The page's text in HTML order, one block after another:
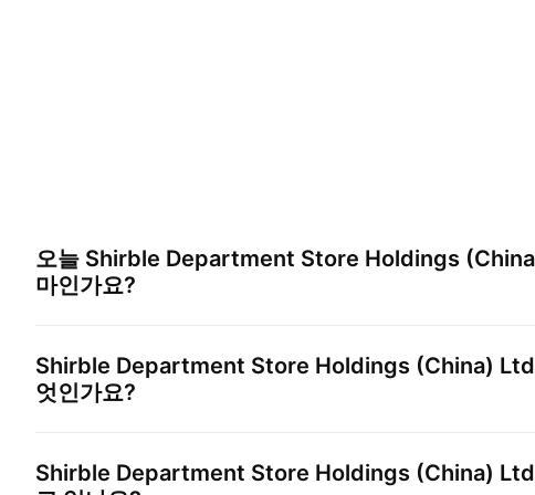
오늘 Shirble Department Store Holdings
마인가요?
Shirble Department Store Holdings (China)
엇인가요?
Shirble Department Store Holdings (China)